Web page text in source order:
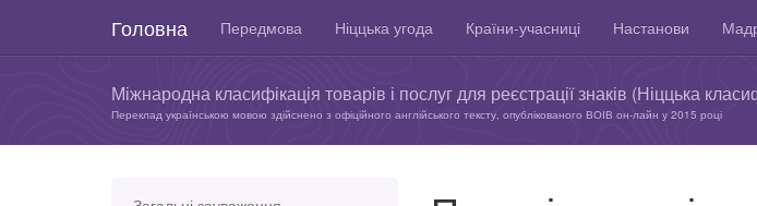
Головна Передмова Ніццька угода Країни-учасниці Настанови
Міжнародна класифікація товарів і послуг для реєстрації знаків (Ніццька
Переклад українською мовою здійснено з офіційного англійського тексту, опублікованого ВОІВ он-лайн у 2015 році